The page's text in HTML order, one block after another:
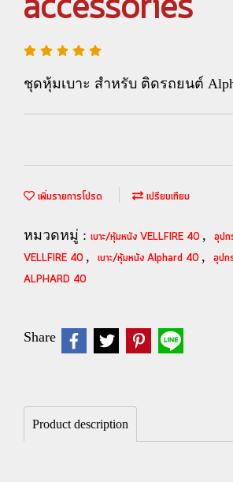
ชุดหุ้มเบาะ สำหรับ ติดรถยนต์
เพิ่มรายการโปรด เปรียบเทียบ
หมวดหมู่ : เบาะ/หุ้มหนัง VELLFIRE 40 , อุป
VELLFIRE 40 , เบาะ/หุ้มหนัง Alphard 40 , อุปก
ALPHARD 40
Share
Product description